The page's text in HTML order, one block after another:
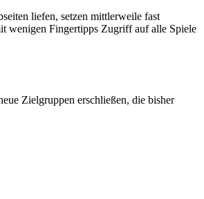
liefen, setzen mittlerweile fast
wenigen Fingertipps Zugriff auf alle Spiele
Zielgruppen erschließen, die bisher